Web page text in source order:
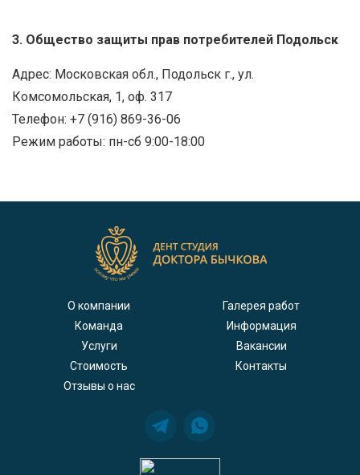
3. Общество защиты прав потребителей Подольск
Адрес: Московская обл., Подольск г., ул.
Комсомольская, 1, оф. 317
Телефон: +7 (916) 869-36-06
Режим работы: пн-сб 9:00-18:00
О компании
Команда
Услуги
Стоимость
Отзывы о нас
Галерея работ
Информация
Вакансии
Контакты